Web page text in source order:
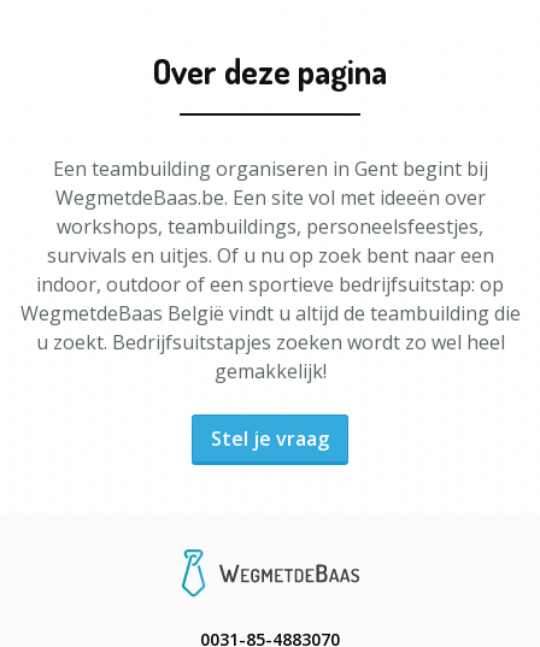
Over deze pagina
Een teambuilding organiseren in Gent begint bij
WegmetdeBaas.be. Een site vol met ideeën over
workshops, teambuildings, personeelsfeestjes,
survivals en uitjes. Of u nu op zoek bent naar een
indoor, outdoor of een sportieve bedrijfsuitstap: op
WegmetdeBaas België vindt u altijd de teambuilding die
u zoekt. Bedrijfsuitstapjes zoeken wordt zo wel heel
gemakkelijk!
Stel je vraag
0031-85-4883070